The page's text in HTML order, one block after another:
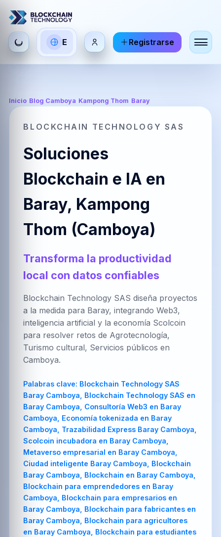
Seleccionar
idioma
E
ES
Español English
FR
Français
HI DE
ZH JA
العربية Brezhoneg
PT-BR
(Brasil)
NL
IT
Türkçe
PL
Polski
Registrarse
Inicio/ Blog Camboya Kampong Thom Baray
BLOCKCHAIN TECHNOLOGY SAS
Soluciones
Blockchain e IA en
Baray, Kampong
Thom (Camboya)
Transforma la productividad
local con datos confiables
Blockchain Technology SAS diseña proyectos
a la medida para Baray, integrando Web3,
inteligencia artificial y la economía Scolcoin
para resolver retos de Agrotecnología,
Turismo cultural, Servicios públicos en
Camboya.
Palabras clave: Blockchain Technology SAS
Baray Camboya, Blockchain Technology SAS en
Baray Camboya, Consultoría Web3 en Baray
Camboya, Economía tokenizada en Baray
Camboya, Trazabilidad Express Baray Camboya,
Scolcoin incubadora en Baray Camboya,
Metaverso empresarial en Baray Camboya,
Ciudad inteligente Baray Camboya, Blockchain
Baray Camboya, Blockchain en Baray Camboya,
Blockchain para emprendedores en Baray
Camboya, Blockchain para empresarios en
Baray Camboya, Blockchain para fabricantes en
Baray Camboya, Blockchain para agricultores
en Baray Camboya, Blockchain para estudiantes